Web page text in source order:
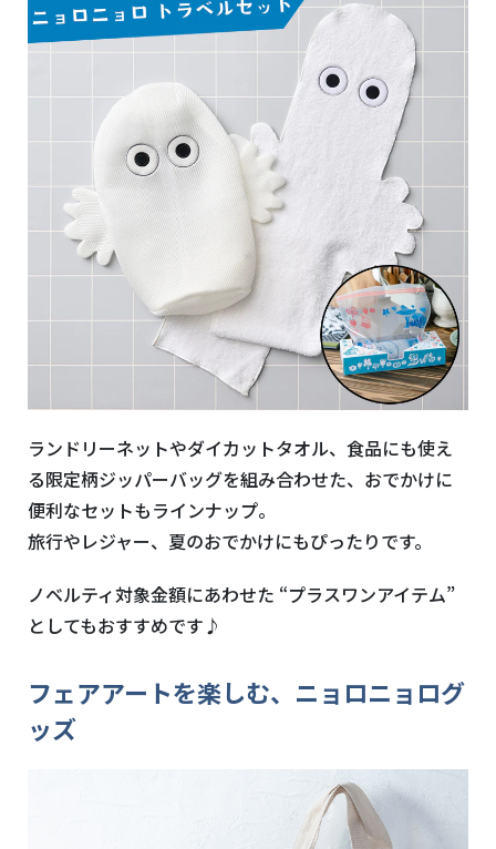
ランドリーネットやダイカットタオル、食品にも使え
る限定柄ジッパーバッグを組み合わせた、おでかけに
便利なセットもラインナップ。
旅行やレジャー、夏のおでかけにもぴったりです。
ノベルティ対象金額にあわせた “プラスワンアイテム”
としてもおすすめです♪
フェアアートを楽しむ、ニョロニョログ
ッズ